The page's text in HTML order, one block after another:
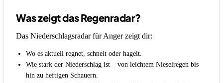
Was zeigt das Regenradar?
Das Niederschlagsradar für Anger zeigt dir:
Wo es aktuell regnet, schneit oder hagelt.
Wie stark der Niederschlag ist – von leichtem Nieselregen bis
hin zu heftigen Schauern.